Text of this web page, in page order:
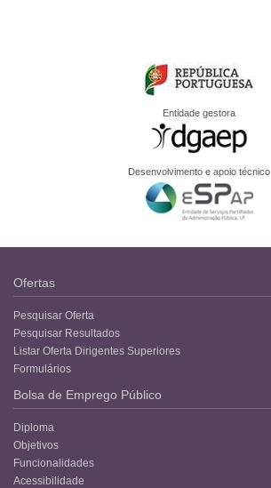
Entidade gestora
Desenvolvimento e apoio técnico
Ofertas
Pesquisar Oferta
Pesquisar Resultados
Listar Oferta Dirigentes Superiores
Formulários
Bolsa de Emprego Público
Diploma
Objetivos
Funcionalidades
Acessibilidade